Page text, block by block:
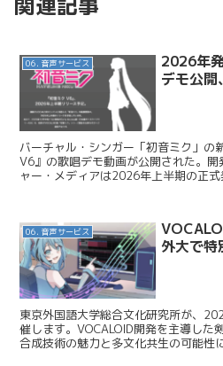
06. 音声サービス
2026年
デモ公
バーチャル・シンガー「初音ミク」の
V6』の歌唱デモ動画が公開された。
ャー・メディアは2026年上半期の正
06. 音声サービス
外大で特
東京外国語大学総合文化研究所が、
催します。VOCALOID開発を主導した
合成技術の魅力と多文化共生の可能性